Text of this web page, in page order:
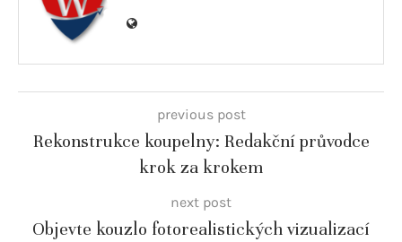
previous post
Rekonstrukce koupelny: Redakční průvodce
krok za krokem
next post
Objevte kouzlo fotorealistických vizualizací